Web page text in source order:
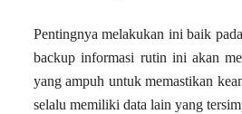
Pentingnya melakukan ini baik
backup informasi rutin ini akan
yang ampuh untuk memastikan
selalu memiliki data lain yang